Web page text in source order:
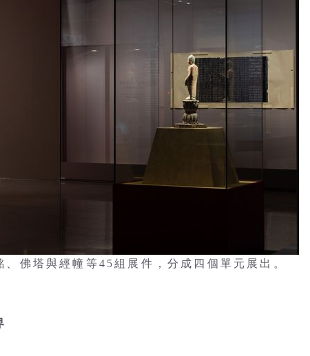
、佛塔與經幢等45組展件，分成四個單元展出。